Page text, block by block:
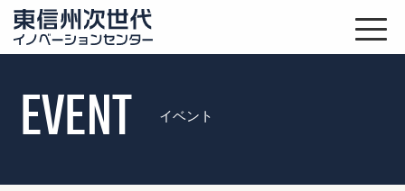
EVENT イベント